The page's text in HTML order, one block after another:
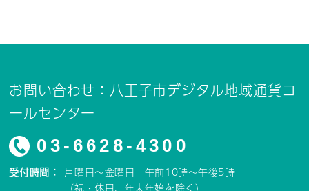
お問い合わせ：八王子市デジタル地域通貨コ
ールセンター
03-6628-4300
受付時間： 月曜日～金曜日 午前10時～午後5時
（祝・休日、年末年始を除く）